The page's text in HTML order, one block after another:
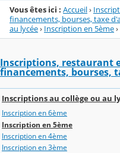
Vous êtes ici : Accueil›
financements, bourses, taxe
au lycée› Inscription en 5ème›
Inscriptions, restaurant
financements, bourses,
Inscriptions au collège ou au
Inscription en 6ème
Inscription en 5ème
Inscription en 4ème
Inscription en 3ème